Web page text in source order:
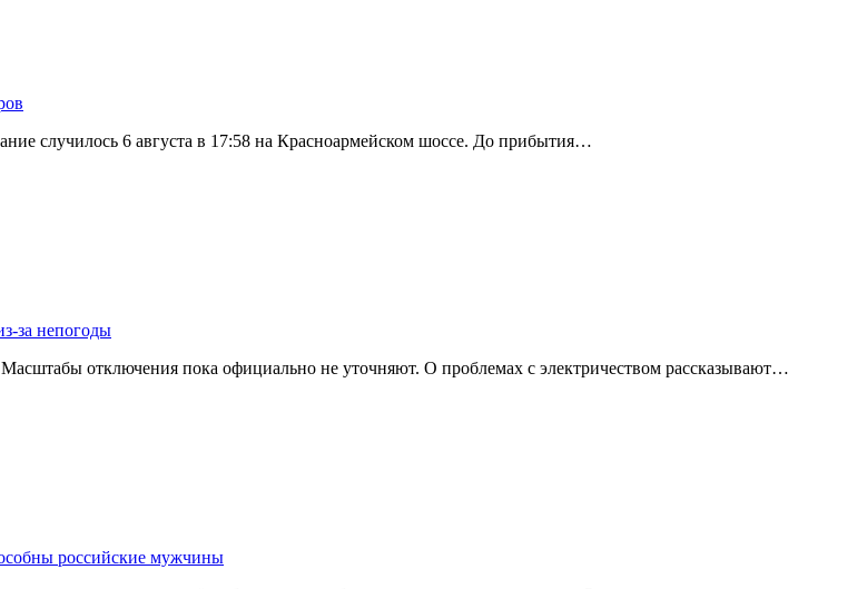
случилось 6 августа в 17:58 на Красноармейском шоссе. До прибытия…
за непогоды
отключения пока официально не уточняют. О проблемах с электричеством рассказывают…
российские мужчины